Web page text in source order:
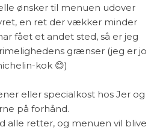
ønsker til menuen udover
en ret der vækker minder
fået et andet sted, så er jeg
grænser (jeg er jo
kok 😊)
eller specialkost hos Jer og
på forhånd.
alle retter, og menuen vil blive